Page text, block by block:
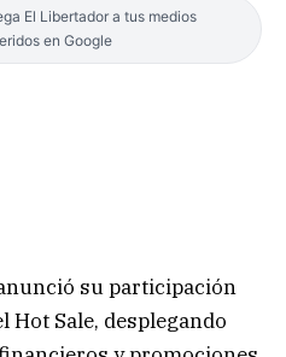
El Libertador a tus medios
en Google
su participación
Hot Sale, desplegando